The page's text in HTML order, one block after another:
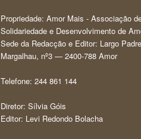
Propriedade: Amor Mais - Associação
Solidariedade e Desenvolvimento de
Sede da Redacção e Editor: Largo Padre
Margalhau, nº3 — 2400-788 Amor
Telefone: 244 861 144
Diretor: Sílvia Góis
Editor: Levi Redondo Bolacha